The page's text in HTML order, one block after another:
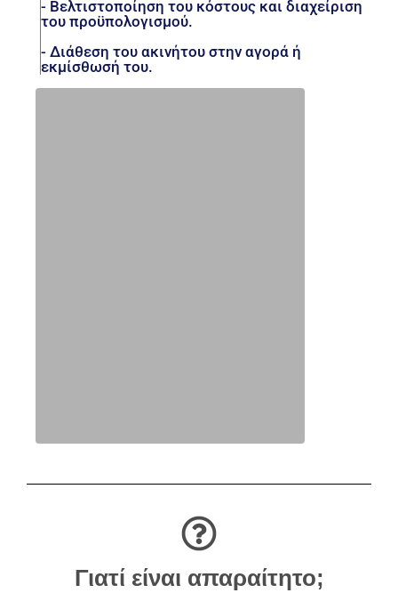
- Βελτιστοποίηση του κόστους και διαχείριση
του προϋπολογισμού.
- Διάθεση του ακινήτου στην αγορά ή
εκμίσθωσή του.
Γιατί είναι απαραίτητο;